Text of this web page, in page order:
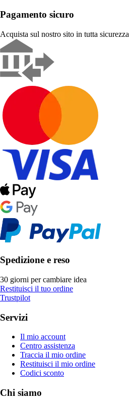
Pagamento sicuro
Acquista sul nostro sito in tutta sicurezza
Spedizione e reso
30 giorni per cambiare idea
Restituisci il tuo ordine
Trustpilot
Servizi
Il mio account
Centro assistenza
Traccia il mio ordine
Restituisci il mio ordine
Codici sconto
Chi siamo